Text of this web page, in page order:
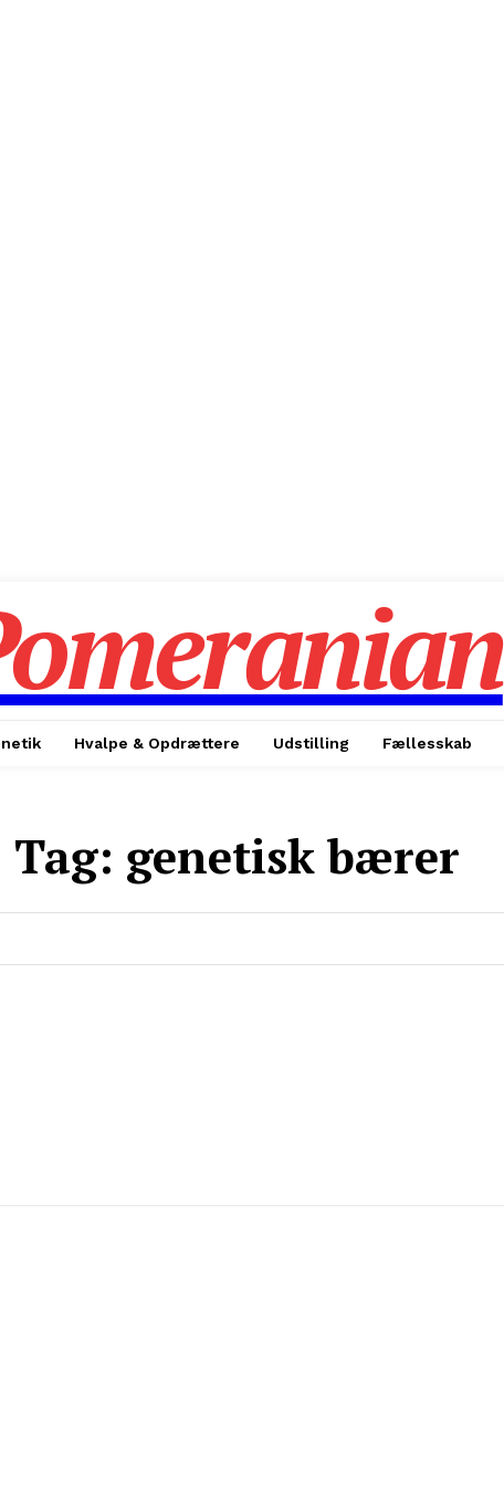
Hvalpe & Opdrættere Udstilling Fællesskab
Tag: genetisk bærer